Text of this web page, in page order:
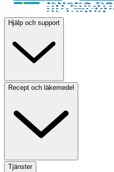
Hjälp och support
Recept och läkemedel
Tjänster